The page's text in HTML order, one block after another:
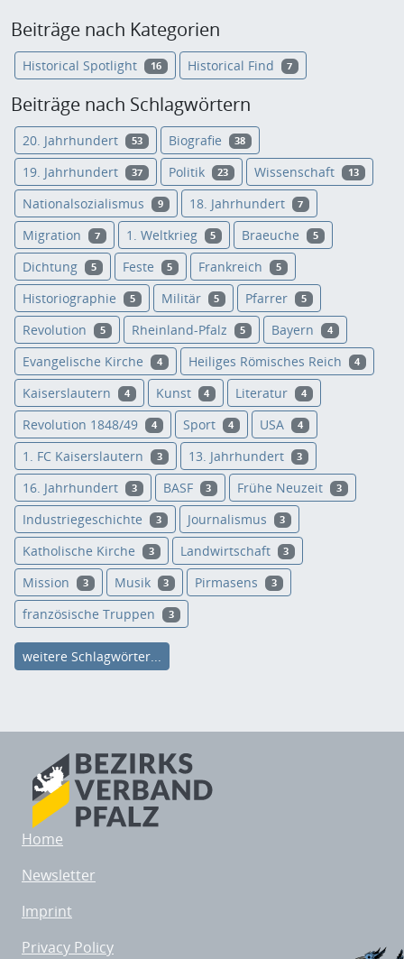
Beiträge nach Kategorien
Historical Spotlight 16 Historical Find 7
Beiträge nach Schlagwörtern
20. Jahrhundert 53 Biografie 38
19. Jahrhundert 37 Politik 23 Wissenschaft 13
Nationalsozialismus 9 18. Jahrhundert 7
Migration 7 1. Weltkrieg 5 Braeuche 5
Dichtung 5 Feste 5 Frankreich 5
Historiographie 5 Militär 5 Pfarrer 5
Revolution 5 Rheinland-Pfalz 5 Bayern 4
Evangelische Kirche 4 Heiliges Römisches Reich 4
Kaiserslautern 4 Kunst 4 Literatur 4
Revolution 1848/49 4 Sport 4 USA 4
1. FC Kaiserslautern 3 13. Jahrhundert 3
16. Jahrhundert 3 BASF 3 Frühe Neuzeit 3
Industriegeschichte 3 Journalismus 3
Katholische Kirche 3 Landwirtschaft 3
Mission 3 Musik 3 Pirmasens 3
französische Truppen 3
weitere Schlagwörter...
Home
Newsletter
Imprint
Privacy Policy